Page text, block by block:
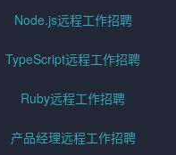
Node.js远程工作招聘
TypeScript远程工作招聘
Ruby远程工作招聘
产品经理远程工作招聘